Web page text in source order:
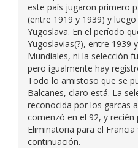
este país jugaron primero
(entre 1919 y 1939) y
Yugoslava. En el período
Yugoslavias(?), entre 1939
Mundiales, ni la selección
pero igualmente hay
Todo lo amistoso que se
Balcanes, claro está. La
reconocida por los garcas
comenzó en el 92, y
Eliminatoria para el
continuación.